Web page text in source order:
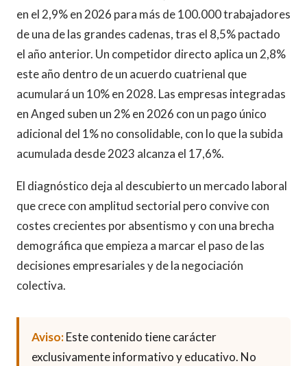
en el 2,9% en 2026 para más de 100.000 trabajadores
de una de las grandes cadenas, tras el 8,5% pactado
el año anterior. Un competidor directo aplica un 2,8%
este año dentro de un acuerdo cuatrienal que
acumulará un 10% en 2028. Las empresas integradas
en Anged suben un 2% en 2026 con un pago único
adicional del 1% no consolidable, con lo que la subida
acumulada desde 2023 alcanza el 17,6%.
El diagnóstico deja al descubierto un mercado laboral
que crece con amplitud sectorial pero convive con
costes crecientes por absentismo y con una brecha
demográfica que empieza a marcar el paso de las
decisiones empresariales y de la negociación
colectiva.
Aviso:Este contenido tiene carácter
exclusivamente informativo y educativo. No